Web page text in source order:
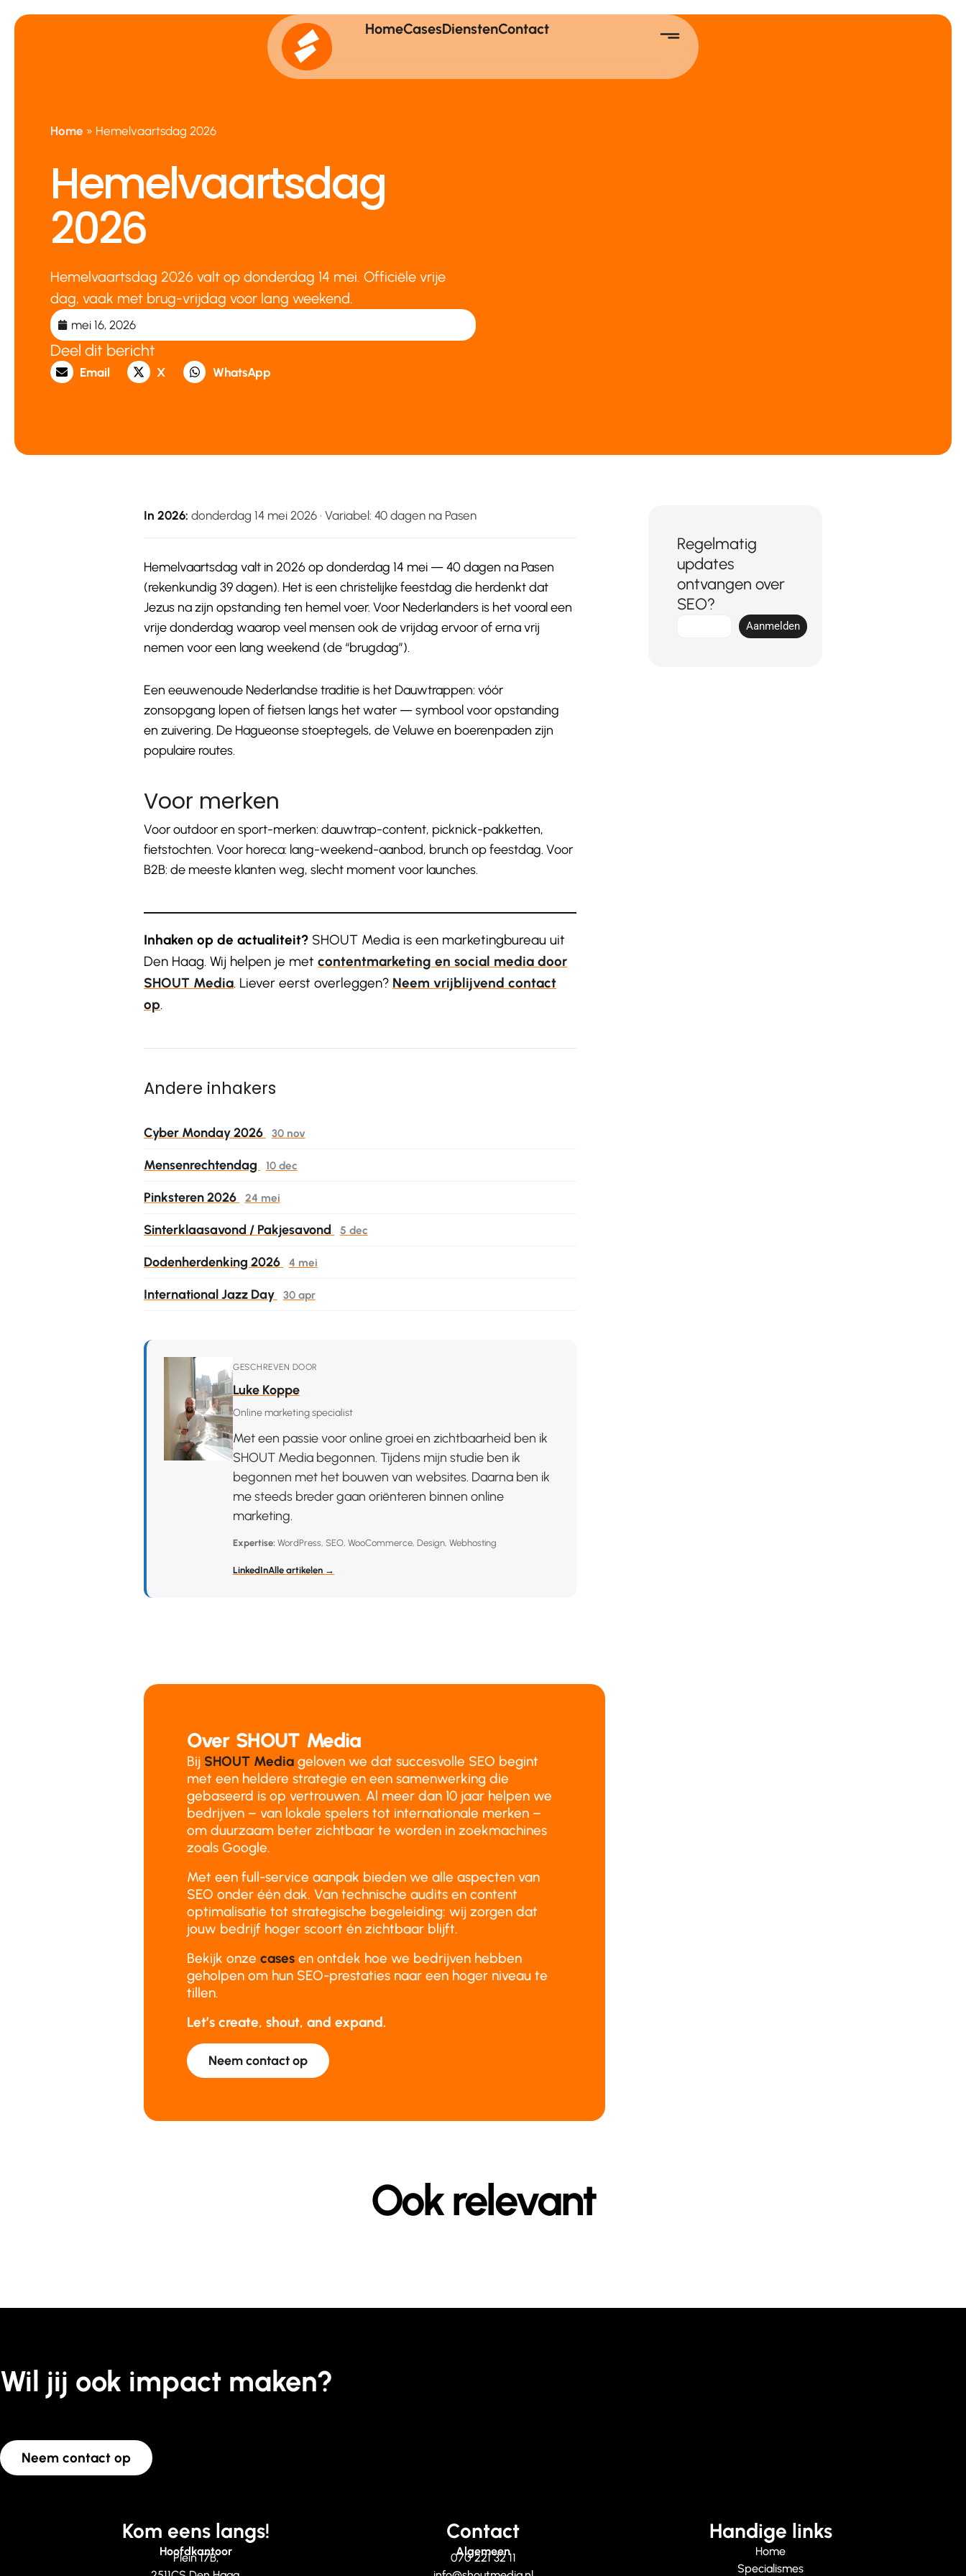
naar
HomeCasesDienstenContact
Home » Hemelvaartsdag 2026
Hemelvaartsdag
2026
Hemelvaartsdag 2026 valt op donderdag 14 mei. Officiële vrije
dag, vaak met brug-vrijdag voor lang weekend.
mei 16, 2026
Deel dit bericht
Email X WhatsApp
In 2026: donderdag 14 mei 2026 · Variabel: 40 dagen na Pasen
Hemelvaartsdag valt in 2026 op donderdag 14 mei — 40 dagen na Pasen
(rekenkundig 39 dagen). Het is een christelijke feestdag die herdenkt dat
Jezus na zijn opstanding ten hemel voer. Voor Nederlanders is het vooral een
vrije donderdag waarop veel mensen ook de vrijdag ervoor of erna vrij
nemen voor een lang weekend (de “brugdag”).
Een eeuwenoude Nederlandse traditie is het Dauwtrappen: vóór
zonsopgang lopen of fietsen langs het water — symbool voor opstanding
en zuivering. De Hagueonse stoeptegels, de Veluwe en boerenpaden zijn
populaire routes.
Voor merken
Voor outdoor en sport-merken: dauwtrap-content, picknick-pakketten,
fietstochten. Voor horeca: lang-weekend-aanbod, brunch op feestdag. Voor
B2B: de meeste klanten weg, slecht moment voor launches.
Inhaken op de actualiteit? SHOUT Media is een marketingbureau uit
Den Haag. Wij helpen je met contentmarketing en social media door
SHOUT Media. Liever eerst overleggen? Neem vrijblijvend contact
op.
Andere inhakers
Cyber Monday 2026 30 nov
Mensenrechtendag 10 dec
Pinksteren 2026 24 mei
Sinterklaasavond / Pakjesavond 5 dec
Dodenherdenking 2026 4 mei
International Jazz Day 30 apr
GESCHREVEN DOOR
Luke Koppe
Online marketing specialist
Met een passie voor online groei en zichtbaarheid ben ik
SHOUT Media begonnen. Tijdens mijn studie ben ik
begonnen met het bouwen van websites. Daarna ben ik
me steeds breder gaan oriënteren binnen online
marketing.
Expertise: WordPress, SEO, WooCommerce, Design, Webhosting
LinkedInAlle artikelen →
Regelmatig
updates
ontvangen over
SEO?
Aanmelden
Over SHOUT Media
Bij SHOUT Media geloven we dat succesvolle SEO begint
met een heldere strategie en een samenwerking die
gebaseerd is op vertrouwen. Al meer dan 10 jaar helpen we
bedrijven – van lokale spelers tot internationale merken –
om duurzaam beter zichtbaar te worden in zoekmachines
zoals Google.
Met een full-service aanpak bieden we alle aspecten van
SEO onder één dak. Van technische audits en content
optimalisatie tot strategische begeleiding: wij zorgen dat
jouw bedrijf hoger scoort én zichtbaar blijft.
Bekijk onze cases en ontdek hoe we bedrijven hebben
geholpen om hun SEO-prestaties naar een hoger niveau te
tillen.
Let’s create, shout, and expand.
Neem contact op
Ook relevant
Wil jij ook impact maken?
Neem contact op
Kom eens langs!
Hoofdkantoor
Plein 17B,
Contact
Algemeen
070 221 32 11
Handige links
Home
Specialismes